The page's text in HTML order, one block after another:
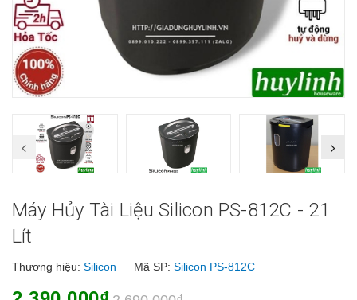
Máy Hủy Tài Liệu Silicon PS-812C - 21
Lít
Thương hiệu: Silicon Mã SP: Silicon PS-812C